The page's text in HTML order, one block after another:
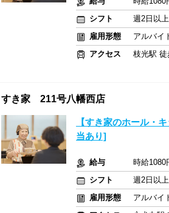
シフト
週2日以
雇用形態
アルバイ
アクセス
枝光駅 徒
すき家 211号八幡西店
【すき家のホール・
当あり]
給与
時給1080
シフト
週2日以
雇用形態
アルバイ